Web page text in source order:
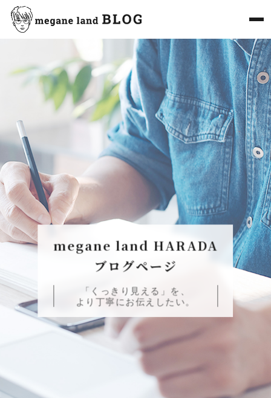
megane land HARADA
ブログページ
「くっきり見える」を、
より丁寧にお伝えしたい。